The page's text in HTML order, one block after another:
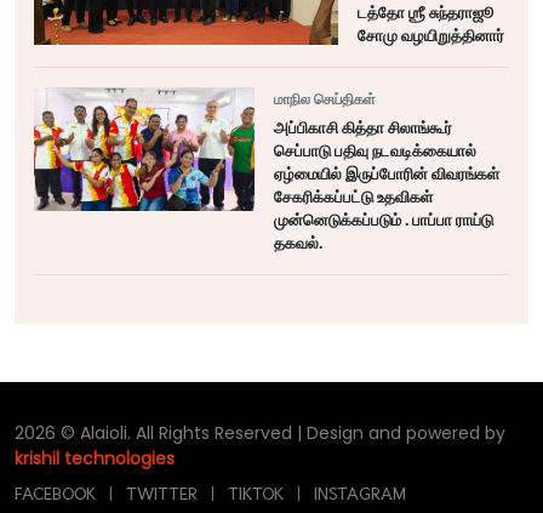
டத்தோ ஶ்ரீ சுந்தராஜூ
சோமு வழயிறுத்தினார்
மாநில செய்திகள்
அப்பிகாசி கித்தா சிலாங்கூர்
செப்பாடு பதிவு நடவடிக்கையால்
ஏழ்மையில் இருப்போரின் விவரங்கள்
சேகரிக்கப்பட்டு உதவிகள்
முன்னெடுக்கப்படும் . பாப்பா ராய்டு
தகவல்.
2026 © Alaioli. All Rights Reserved | Design and powered by
krishil technologies
FACEBOOK TWITTER TIKTOK INSTAGRAM